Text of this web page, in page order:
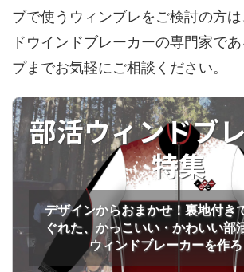
ブで使うウィンブレをご検討の方
ドウインドブレーカーの専門家で
プまでお気軽にご相談ください。
部活ウィンドブ
特集
デザインからおまかせ！裏地付き
ぐれた、かっこいい・かわいい部
ウィンドブレーカーを作